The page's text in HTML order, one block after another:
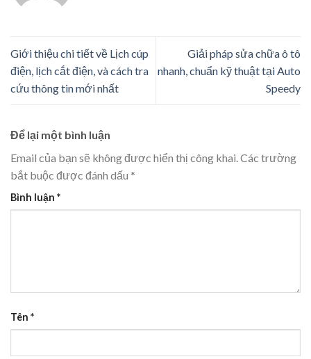
Giới thiệu chi tiết về Lịch cúp
điện, lịch cắt điện, và cách tra
cứu thông tin mới nhất
Giải pháp sửa chữa ô tô
nhanh, chuẩn kỹ thuật tại Auto
Speedy
Để lại một bình luận
Email của bạn sẽ không được hiển thị công khai.Các trường
bắt buộc được đánh dấu *
Bình luận *
Tên *